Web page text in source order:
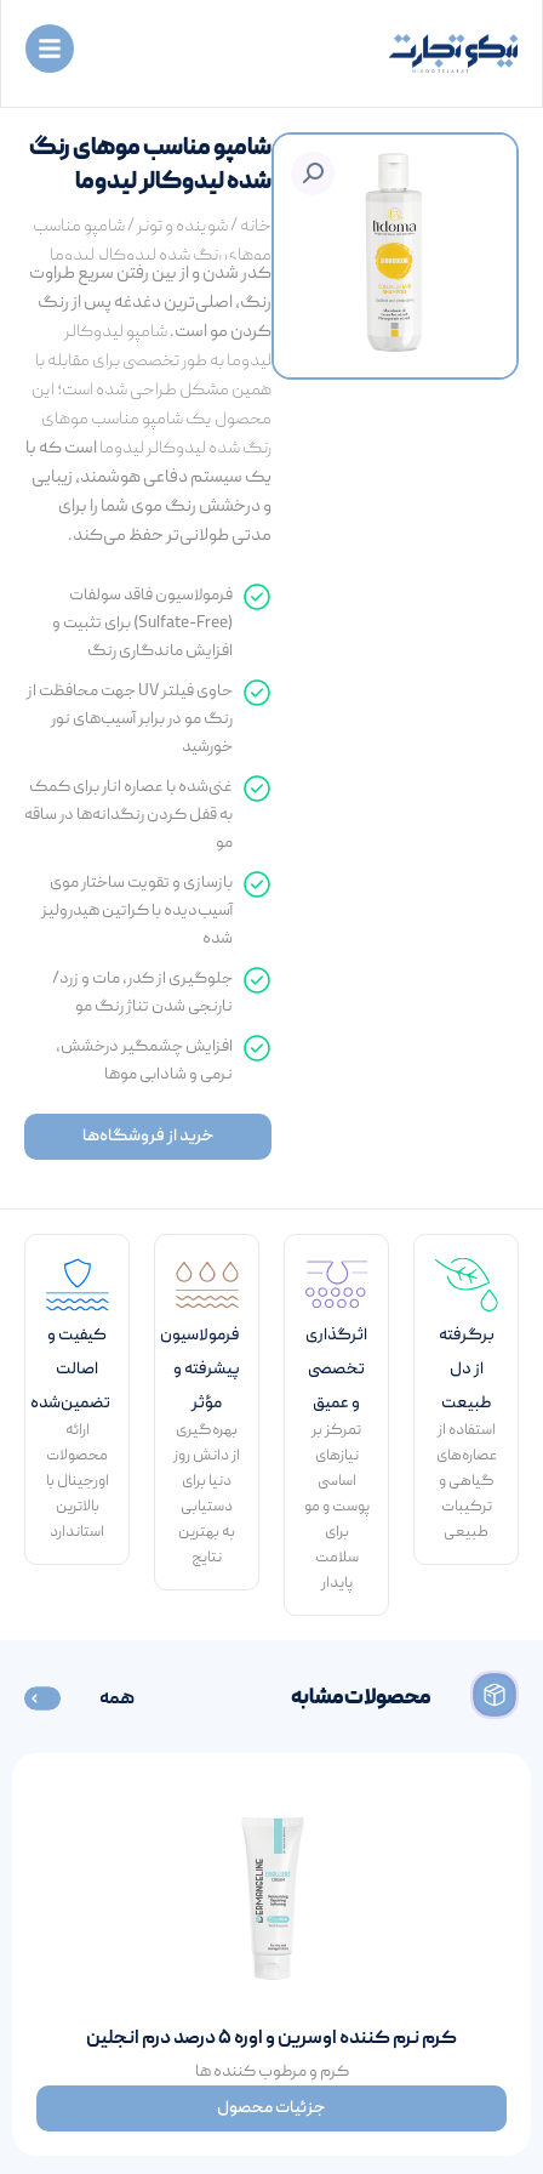
شامپو مناسب موهای رنگ
شده لیدوکالر لیدوما
خانه/شوینده و تونر/ شامپو مناسب
موهای رنگ شده لیدوکالر لیدوما
کدر شدن و از بین رفتن سریع طراوت
رنگ، اصلی‌ترین دغدغه پس از رنگ
کردن مو است.شامپو لیدوکالر
لیدوما به طور تخصصی برای مقابله با
همین مشکل طراحی شده است؛ این
محصول یک شامپو مناسب موهای
رنگ شده لیدوکالر لیدومااست که با
یک سیستم دفاعی هوشمند، زیبایی
و درخشش رنگ موی شما را برای
مدتی طولانی‌تر حفظ می‌کند.
فرمولاسیون فاقد سولفات
(Sulfate-Free) برای تثبیت و
افزایش ماندگاری رنگ
حاوی فیلتر UV جهت محافظت از
رنگ مو در برابر آسیب‌های نور
خورشید
غنی‌شده با عصاره انار برای کمک
به قفل کردن رنگدانه‌ها در ساقه
مو
بازسازی و تقویت ساختار موی
آسیب‌دیده با کراتین هیدرولیز
شده
جلوگیری از کدر، مات و زرد/
نارنجی شدن تناژ رنگ مو
افزایش چشمگیر درخشش،
نرمی و شادابی موها
خرید از فروشگاه‌ها
برگرفته
از دل
طبیعت
استفاده از
عصاره‌های
گیاهی و
ترکیبات
طبیعی
اثرگذاری
تخصصی
و عمیق
تمرکز بر
نیازهای
اساسی
پوست و مو
برای
سلامت
پایدار
فرمولاسیون
پیشرفته و
مؤثر
بهره‌گیری
از دانش روز
دنیا برای
دستیابی
به بهترین
نتایج
کیفیت و
اصالت
تضمین‌شده
ارائه
محصولات
اورجینال با
بالاترین
استاندارد
محصولات مشابه همه
کرم نرم کننده اوسرین و اوره ۵ درصد درم انجلین
کرم‌ و‌ مرطوب‌ کننده‌ ها
جزئیات محصول